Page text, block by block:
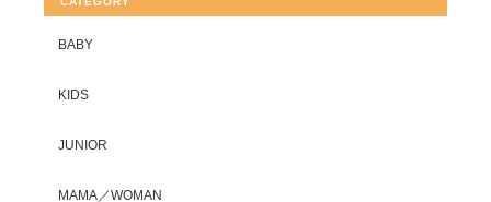
BABY
KIDS
JUNIOR
MAMA／WOMAN